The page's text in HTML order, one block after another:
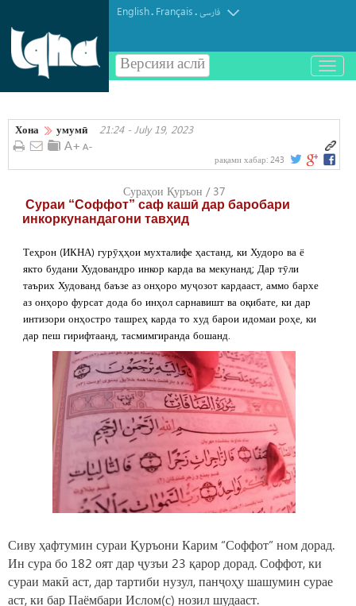
English. Français.فارسی
Версияи аслӣ
باز
و
کردن
Хона умумӣ 21:24 - July 19, 2023
рақами хабар: 243
Сураҳои Қуръон / 37
Сураи “Соффот” саф кашӣ дар баробари
инкоркунандагони тавҳид
Теҳрон (ИКНА) гурӯҳҳои мухталифе ҳастанд, ки Худоро ва ё
якто будани Худовандро инкор карда ва мекунанд; Дар тӯли
таърих Худованд баъзе аз онҳоро муҷозот кардааст, аммо бархе
аз онҳоро фурсат дода бо инҳол сарнавишт ва оқибате, ки дар
интизори онҳостро ташреҳ карда то худ барои идомаи роҳе, ки
дар пеш гирифтаанд, тасмимгиранда бошанд.
Сиву ҳафтумин сураи Қуръони Карим “Соффот” ном дорад.
Ин сура бо 182 оят дар ҷузъи 23 қарор дорад. Соффот, ки
сураи макӣ аст, дар тартиби нузул, панҷоҳу шашумин сурае
аст, ки бар Паёмбари Ислом(с) нозил шудааст.